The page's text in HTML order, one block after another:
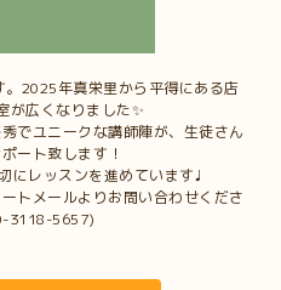
2025年真栄里から平得にある店
が広くなりました✨
でユニークな講師陣が、生徒さん
ート致します！
にレッスンを進めています♩
トメールよりお問い合わせくださ
3118-5657)